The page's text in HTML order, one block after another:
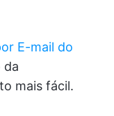
E-mail do
da
mais fácil.